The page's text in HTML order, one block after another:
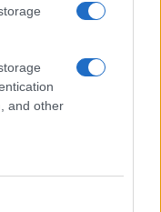
and other
culturale